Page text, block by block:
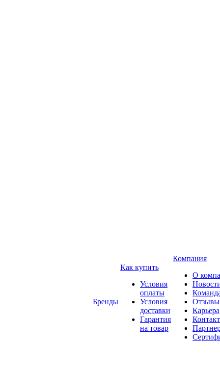
Бренды
Как купить
Условия
оплаты
Условия
доставки
Гарантия
на товар
Компания
О
Отзывы
Карьера